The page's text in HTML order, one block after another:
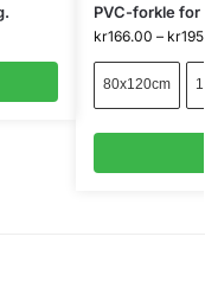
PVC-forkle for
kr166.00 – kr
80x120cm